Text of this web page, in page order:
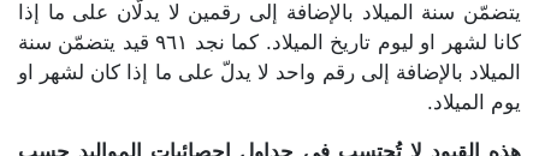
يتضمّن سنة الميلاد بالإضافة إلى رقمين لا يدلّان على ما إذا
كانا لشهر او ليوم تاريخ الميلاد. كما نجد ٩٦١ قيد يتضمّن سنة
الميلاد بالإضافة إلى رقم واحد لا يدلّ على ما إذا كان لشهر او
يوم الميلاد.